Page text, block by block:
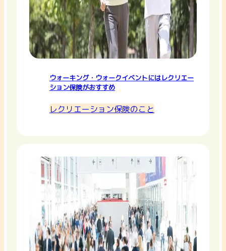
ウォーキング・ウォークイベントにはレクリエー
ション保険がおすすめ
レクリエーション保険のこと